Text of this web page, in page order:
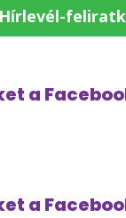
Hírlevél-
a
a